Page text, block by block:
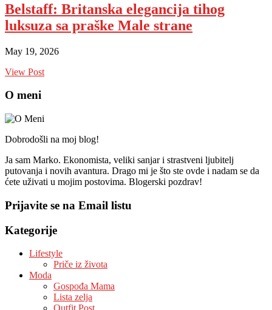
Belstaff: Britanska elegancija tihog
luksuza sa praške Male strane
May 19, 2026
View Post
O meni
Dobrodošli na moj blog!
Ja sam Marko. Ekonomista, veliki sanjar i strastveni ljubitelj
putovanja i novih avantura. Drago mi je što ste ovde i nadam se da
ćete uživati u mojim postovima. Blogerski pozdrav!
Prijavite se na Email listu
Kategorije
Lifestyle
Priče iz života
Moda
Gospođa Mama
Lista zelja